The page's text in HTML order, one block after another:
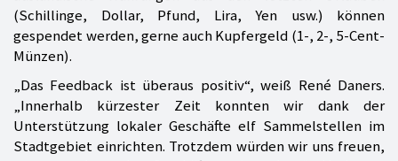
(Schillinge, Dollar, Pfund, Lira, Yen usw.) können
gespendet werden, gerne auch Kupfergeld (1-, 2-, 5-Cent-
Münzen).
„Das Feedback ist überaus positiv“, weiß René Daners.
„Innerhalb kürzester Zeit konnten wir dank der
Unterstützung lokaler Geschäfte elf Sammelstellen im
Stadtgebiet einrichten. Trotzdem würden wir uns freuen,